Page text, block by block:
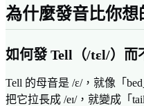
為什麼發音比你想
如何發 Tell（/tɛl/）而
Tell 的母音是 /ɛ/，就像「
把它拉長成 /eɪ/，就變成「